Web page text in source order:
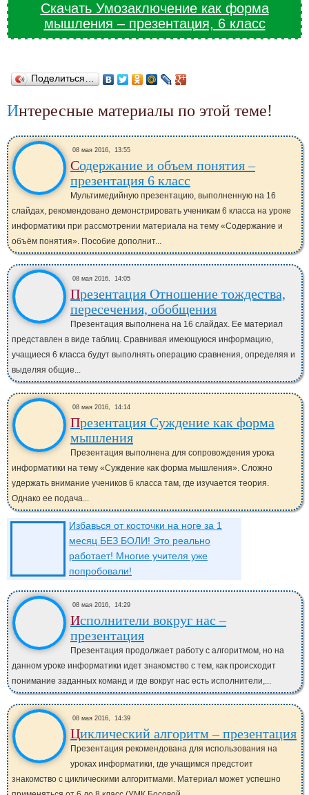
Скачать Умозаключение как форма
мышления – презентация, 6 класс
Поделиться…
Интересные материалы по этой теме!
08 мая 2016, 13:55
Содержание и объем понятия –
презентация 6 класс
Мультимедийную презентацию, выполненную на 16
слайдах, рекомендовано демонстрировать ученикам 6 класса на уроке
информатики при рассмотрении материала на тему «Содержание и
объём понятия». Пособие дополнит...
08 мая 2016, 14:05
Презентация Отношение тождества,
пересечения, обобщения
Презентация выполнена на 16 слайдах. Ее материал
представлен в виде таблиц. Сравнивая имеющуюся информацию,
учащиеся 6 класса будут выполнять операцию сравнения, определяя и
выделяя общие...
08 мая 2016, 14:14
Презентация Суждение как форма
мышления
Презентация выполнена для сопровождения урока
информатики на тему «Суждение как форма мышления». Сложно
удержать внимание учеников 6 класса там, где изучается теория.
Однако ее подача...
Избавься от косточки на ноге за 1
месяц БЕЗ БОЛИ! Это реально
работает! Многие учителя уже
попробовали!
08 мая 2016, 14:29
Исполнители вокруг нас –
презентация
Презентация продолжает работу с алгоритмом, но на
данном уроке информатики идет знакомство с тем, как происходит
понимание заданных команд и где вокруг нас есть исполнители,...
08 мая 2016, 14:39
Циклический алгоритм – презентация
Презентация рекомендована для использования на
уроках информатики, где учащимся предстоит
знакомство с циклическими алгоритмами. Материал может успешно